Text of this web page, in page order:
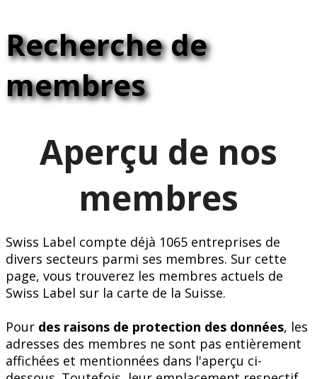
Recherche de
membres
Aperçu de nos
membres
Swiss Label compte déjà 1065 entreprises de
divers secteurs parmi ses membres. Sur cette
page, vous trouverez les membres actuels de
Swiss Label sur la carte de la Suisse.
Pour des raisons de protection des données, les
adresses des membres ne sont pas entièrement
affichées et mentionnées dans l'aperçu ci-